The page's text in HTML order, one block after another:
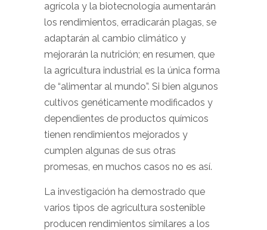
agrícola y la biotecnología aumentarán
los rendimientos, erradicarán plagas, se
adaptarán al cambio climático y
mejorarán la nutrición; en resumen, que
la agricultura industrial es la única forma
de “alimentar al mundo”. Si bien algunos
cultivos genéticamente modificados y
dependientes de productos químicos
tienen rendimientos mejorados y
cumplen algunas de sus otras
promesas, en muchos casos no es así.
La investigación ha demostrado que
varios tipos de agricultura sostenible
producen rendimientos similares a los